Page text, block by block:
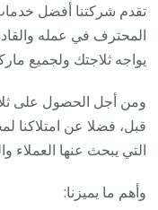
تقدم شركتنا أفضل
المحترف في عمله
يواجه ثلاجتك ولجميع
ومن أجل الحصول على
قبل، فضلا عن امتلاكنا
التي يبحث عنها العملاء
وأهم ما يميزنا: